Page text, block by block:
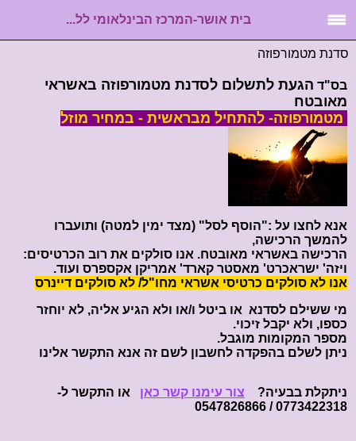
בית אושר-המרכז הבינלאומי לל...
סדנת מטמורפוזה
בס"ד הגעת לתשלום לסדנת מטמורפוזה באשראי
מאובטח
מטמורפוזה- להתחיל מבראשית - במחיר מוזל
אנא לחצו על :"הוסף לסל" (מצד ימין למטה) ותועברו
להמשך הרכישה,
הרכישה באשראי מאובטח. אנו סולקים את רוב הכרטיסים:
ויזה' ישראכרט' מאסטר קארד' אמריקן אקספרס ועוד.
אנו לא סולקים כרטיסי אשראי מחו"ל/ לא סולקים דיינרס
מי ששילם לסדנא או ביטל ו/או ולא הגיע אליה, לא יוחזר
כספו, ולא יקבל זיכוי.
מספר המקומות מוגבל.
ניתן לשלם בהפקדה לחשבון לשם זה אנא התקשר אלינו
ניתקלת בבעיה? צור עימנו קשר כאן או התקשר ל-
0773422318 / 0547826866